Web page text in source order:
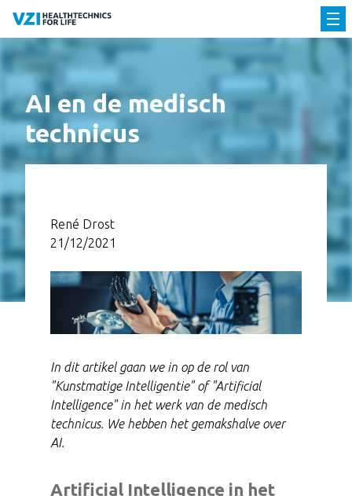
AI en de medisch
technicus
René Drost
21/12/2021
In dit artikel gaan we in op de rol van
"Kunstmatige Intelligentie" of "Artificial
Intelligence" in het werk van de medisch
technicus. We hebben het gemakshalve over
AI.
Artificial Intelligence in het